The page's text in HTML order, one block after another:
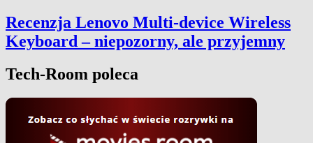
Recenzja Lenovo Multi-device Wireless
Keyboard – niepozorny, ale przyjemny
Tech-Room poleca